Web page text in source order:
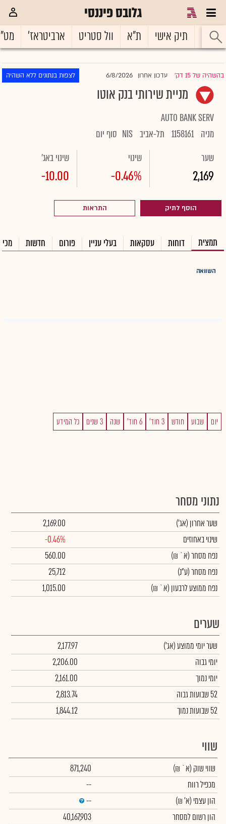
גלובס פיננסי
ראשי תיק אישי ת"א וול סטריט ארביטראז'
בהשהיה של 15 דק' |עדכון אחרון 6/8/2026 לצפות בנתונים ללא השהיה
מניית שירותי בנק אוטו
AUTO BANK SERV
מניה 1158161 תל-אביב NIS סוף יום
שער
2,169
שינוי
-0.46%
שינוי באג'
-10.00
הוסף לתיק התראות
תמצית דוחות עסקאות בעלי עניין פורום חדשות
השוואה
יום שבוע חודש 3 חוד' 6 חוד' שנה 3 שנים כל המידע
נתוני מסחר
שער אחרון (אג')
2,169.00
שינוי באחוזים
-0.46%
נפח מסחר(א` ₪)
560.00
נפח מסחר(ע"נ)
25,712
נפח ממוצע לרבעון (א` ₪)
1,015.00
שערים
שער יומי ממוצע(אג')
2,177.97
יומי גבוה
2,206.00
יומי נמוך
2,161.00
52 שבועות גבוה
2,813.74
52 שבועות נמוך
1,844.12
שווי
שווי שוק (א` ₪)
871,240
מכפיל רווח
--
הון עצמי (א' ₪)
--
הון רשום למסחר
40,167,903